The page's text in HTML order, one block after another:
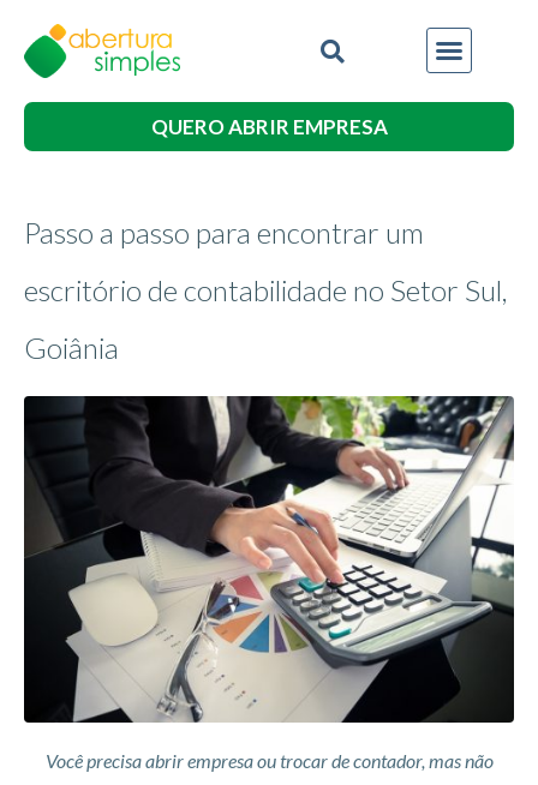
QUERO ABRIR EMPRESA
Passo a passo para encontrar um
escritório de contabilidade no Setor Sul,
Goiânia
Você precisa abrir empresa ou trocar de contador, mas não